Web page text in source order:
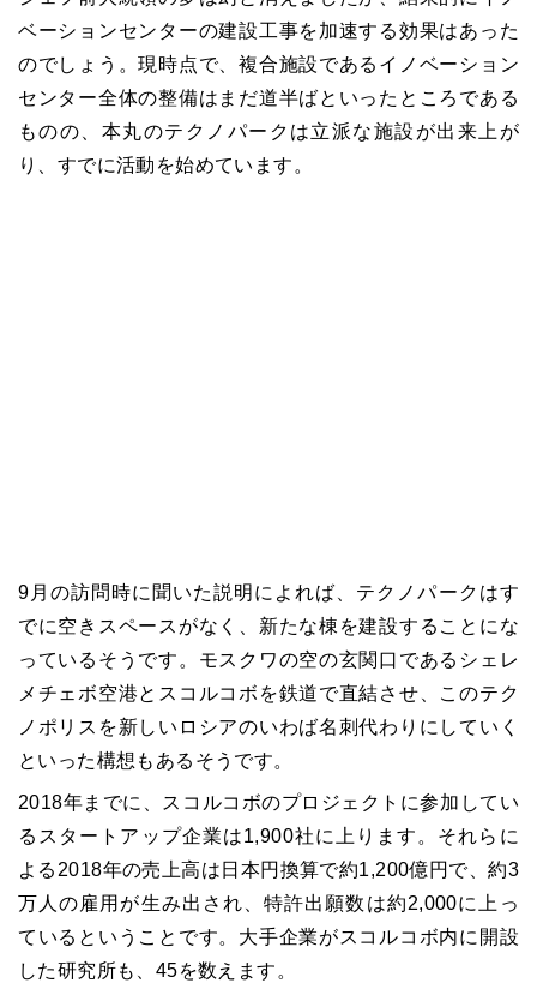
ベーションセンターの建設工事を加速する効果はあった
のでしょう。現時点で、複合施設であるイノベーション
センター全体の整備はまだ道半ばといったところである
ものの、本丸のテクノパークは立派な施設が出来上が
り、すでに活動を始めています。
9月の訪問時に聞いた説明によれば、テクノパークはす
でに空きスペースがなく、新たな棟を建設することにな
っているそうです。モスクワの空の玄関口であるシェレ
メチェボ空港とスコルコボを鉄道で直結させ、このテク
ノポリスを新しいロシアのいわば名刺代わりにしていく
といった構想もあるそうです。
2018年までに、スコルコボのプロジェクトに参加してい
るスタートアップ企業は1,900社に上ります。それらに
よる2018年の売上高は日本円換算で約1,200億円で、約3
万人の雇用が生み出され、特許出願数は約2,000に上っ
ているということです。大手企業がスコルコボ内に開設
した研究所も、45を数えます。